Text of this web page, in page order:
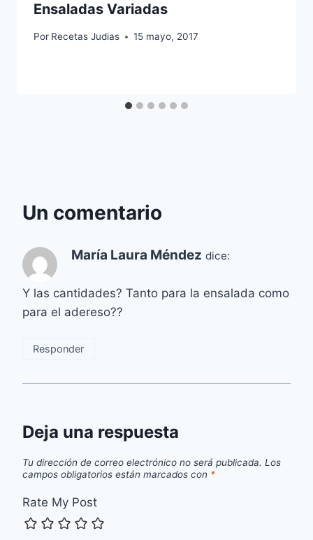
Ensaladas Variadas
Por Recetas Judias 15 mayo, 2017
Un comentario
María Laura Méndez dice:
Y las cantidades? Tanto para la ensalada como
para el adereso??
Responder
Deja una respuesta
Tu dirección de correo electrónico no será publicada. Los
campos obligatorios están marcados con *
Rate My Post